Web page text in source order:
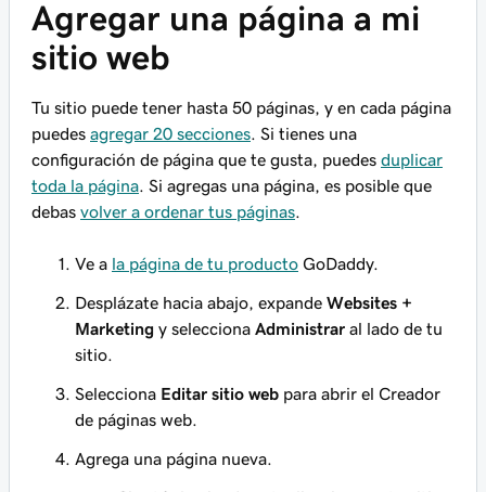
Agregar una página a mi
sitio web
Tu sitio puede tener hasta 50 páginas, y en cada página
puedes agregar 20 secciones . Si tienes una
configuración de página que te gusta, puedes duplicar
toda la página . Si agregas una página, es posible que
debas volver a ordenar tus páginas
Ve a la página de tu producto GoDaddy.
Desplázate hacia abajo, expande Websites +
Marketing y selecciona Administrar al lado de tu
sitio.
Selecciona Editar sitio web para abrir el Creador
de páginas web.
Agrega una página nueva.